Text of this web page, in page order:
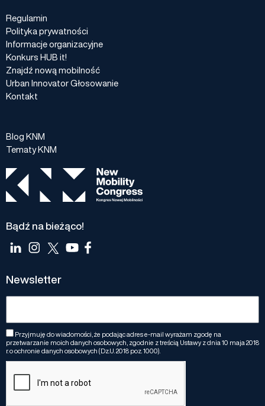
Regulamin
Polityka prywatności
Informacje organizacyjne
Konkurs HUB it!
Znajdź nową mobilność
Urban Innovator Głosowanie
Kontakt
Blog KNM
Tematy KNM
Bądź na bieżąco!
Newsletter
Przyjmuję do wiadomości, że podając adres e-mail wyrażam zgodę na
przetwarzanie moich danych osobowych, zgodnie z treścią Ustawy z dnia 10 maja 2018
r. o ochronie danych osobowych (Dz.U. 2018 poz. 1000).